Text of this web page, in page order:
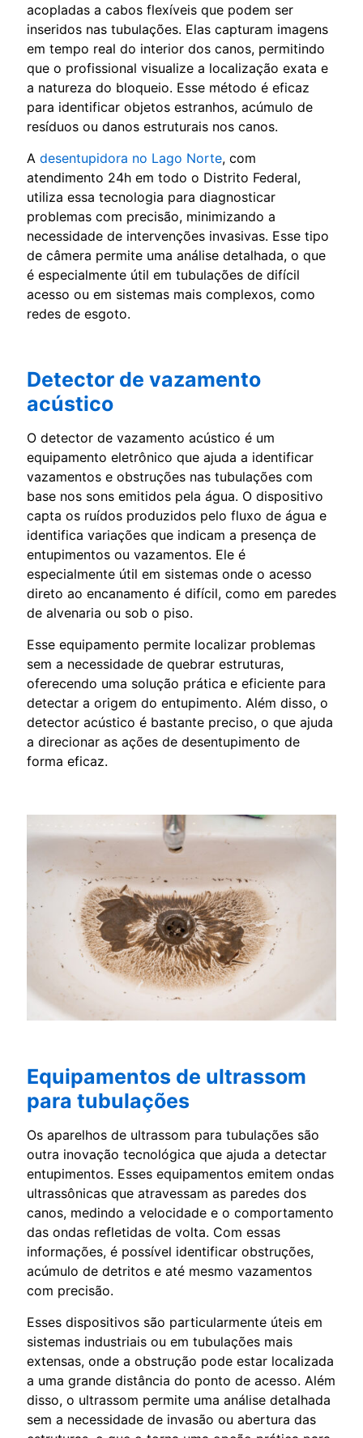
acopladas a cabos flexíveis que podem ser
inseridos nas tubulações. Elas capturam imagens
em tempo real do interior dos canos, permitindo
que o profissional visualize a localização exata e
a natureza do bloqueio. Esse método é eficaz
para identificar objetos estranhos, acúmulo de
resíduos ou danos estruturais nos canos.
A desentupidora no Lago Norte, com
atendimento 24h em todo o Distrito Federal,
utiliza essa tecnologia para diagnosticar
problemas com precisão, minimizando a
necessidade de intervenções invasivas. Esse tipo
de câmera permite uma análise detalhada, o que
é especialmente útil em tubulações de difícil
acesso ou em sistemas mais complexos, como
redes de esgoto.
Detector de vazamento
acústico
O detector de vazamento acústico é um
equipamento eletrônico que ajuda a identificar
vazamentos e obstruções nas tubulações com
base nos sons emitidos pela água. O dispositivo
capta os ruídos produzidos pelo fluxo de água e
identifica variações que indicam a presença de
entupimentos ou vazamentos. Ele é
especialmente útil em sistemas onde o acesso
direto ao encanamento é difícil, como em paredes
de alvenaria ou sob o piso.
Esse equipamento permite localizar problemas
sem a necessidade de quebrar estruturas,
oferecendo uma solução prática e eficiente para
detectar a origem do entupimento. Além disso, o
detector acústico é bastante preciso, o que ajuda
a direcionar as ações de desentupimento de
forma eficaz.
Equipamentos de ultrassom
para tubulações
Os aparelhos de ultrassom para tubulações são
outra inovação tecnológica que ajuda a detectar
entupimentos. Esses equipamentos emitem ondas
ultrassônicas que atravessam as paredes dos
canos, medindo a velocidade e o comportamento
das ondas refletidas de volta. Com essas
informações, é possível identificar obstruções,
acúmulo de detritos e até mesmo vazamentos
com precisão.
Esses dispositivos são particularmente úteis em
sistemas industriais ou em tubulações mais
extensas, onde a obstrução pode estar localizada
a uma grande distância do ponto de acesso. Além
disso, o ultrassom permite uma análise detalhada
sem a necessidade de invasão ou abertura das